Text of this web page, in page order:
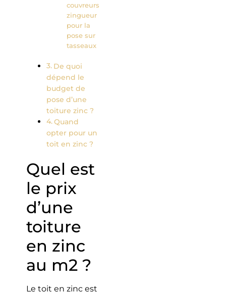
couvreurs
zingueur
pour la
pose sur
tasseaux
De quoi
dépend le
budget de
pose d’une
toiture zinc ?
Quand
opter pour un
toit en zinc ?
Quel est
le prix
d’une
toiture
en zinc
au m2 ?
Le toit en zinc est